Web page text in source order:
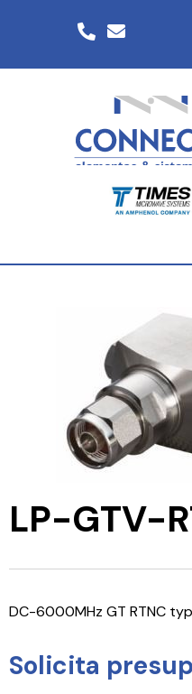
LP-GTV-
DC-6000MHz GT RTNC
Solicita